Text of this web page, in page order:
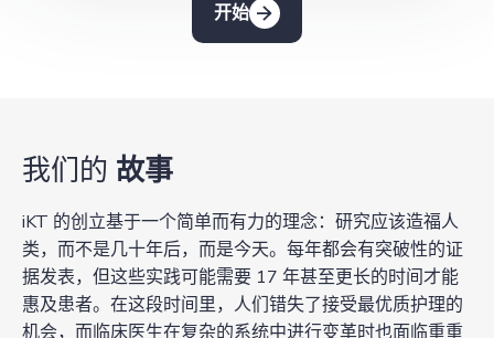
开始
我们的 故事
iKT 的创立基于一个简单而有力的理念：研究应该造福人
类，而不是几十年后，而是今天。每年都会有突破性的证
据发表，但这些实践可能需要 17 年甚至更长的时间才能
惠及患者。在这段时间里，人们错失了接受最优质护理的
机会，而临床医生在复杂的系统中进行变革时也面临重重